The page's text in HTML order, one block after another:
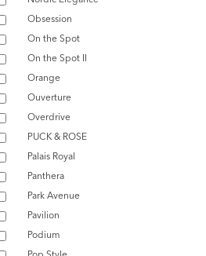
Obsession
On the Spot
On the Spot II
Orange
Ouverture
Overdrive
PUCK & ROSE
Palais Royal
Panthera
Park Avenue
Pavilion
Podium